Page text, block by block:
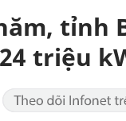
tỉnh
triệu